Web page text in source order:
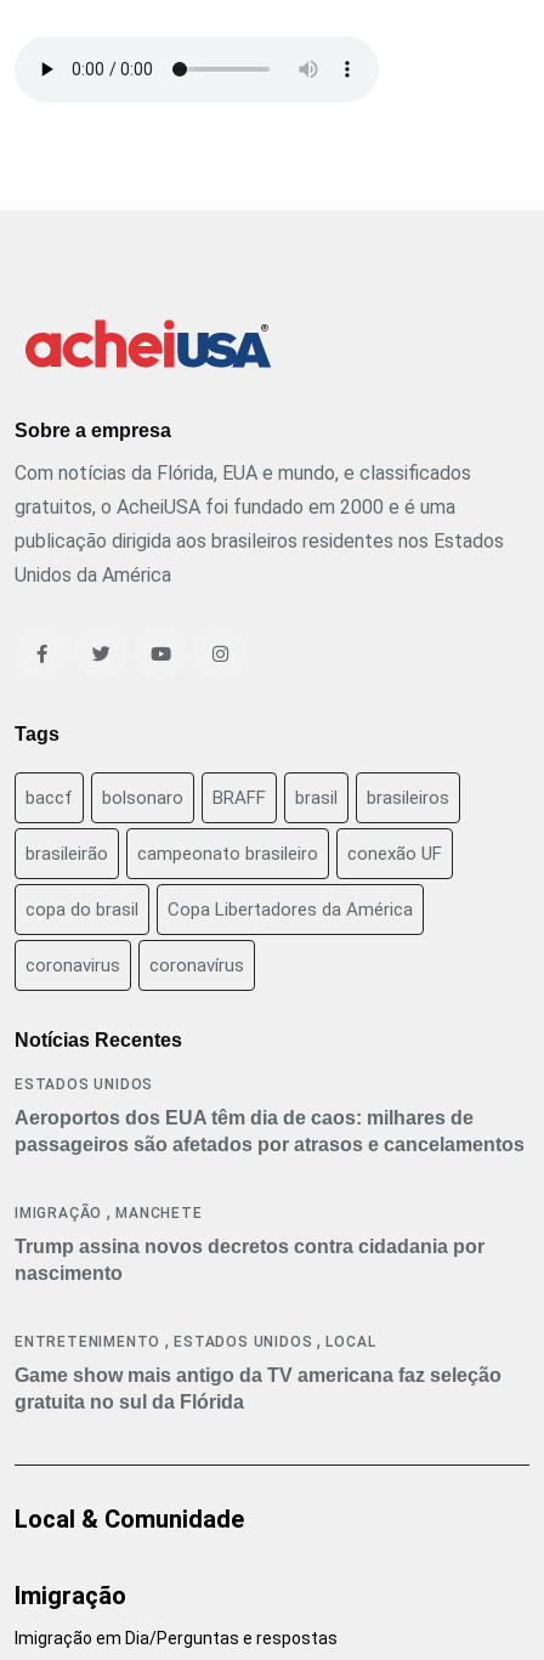
Sobre a empresa
Com notícias da Flórida, EUA e mundo, e classificados
gratuitos, o AcheiUSA foi fundado em 2000 e é uma
publicação dirigida aos brasileiros residentes nos Estados
Unidos da América
Tags
baccf bolsonaro BRAFF brasil brasileiros
brasileirão campeonato brasileiro conexão UF
copa do brasil Copa Libertadores da América
coronavirus coronavírus
Notícias Recentes
ESTADOS UNIDOS
Aeroportos dos EUA têm dia de caos: milhares de
passageiros são afetados por atrasos e cancelamentos
IMIGRAÇÃO ,MANCHETE
Trump assina novos decretos contra cidadania por
nascimento
ENTRETENIMENTO ,ESTADOS UNIDOS ,LOCAL
Game show mais antigo da TV americana faz seleção
gratuita no sul da Flórida
Local & Comunidade
Imigração
Imigração em Dia/Perguntas e respostas